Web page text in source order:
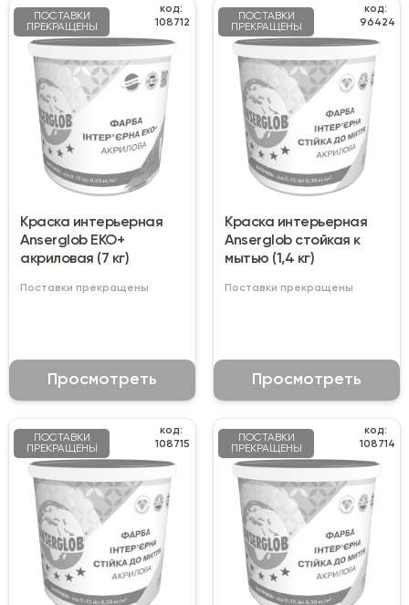
ПОСТАВКИ
ПРЕКРАЩЕНЫ
код:
108712
Краска интерьерная
Anserglob ЕКО+
акриловая (7 кг)
Поставки прекращены
Просмотреть
ПОСТАВКИ
ПРЕКРАЩЕНЫ
код:
96424
Краска интерьерная
Anserglob стойкая к
мытью (1,4 кг)
Поставки прекращены
Просмотреть
ПОСТАВКИ
ПРЕКРАЩЕНЫ
код:
108715
ПОСТАВКИ
ПРЕКРАЩЕНЫ
код:
108714